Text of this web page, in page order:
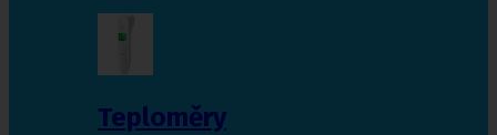
Teploměry